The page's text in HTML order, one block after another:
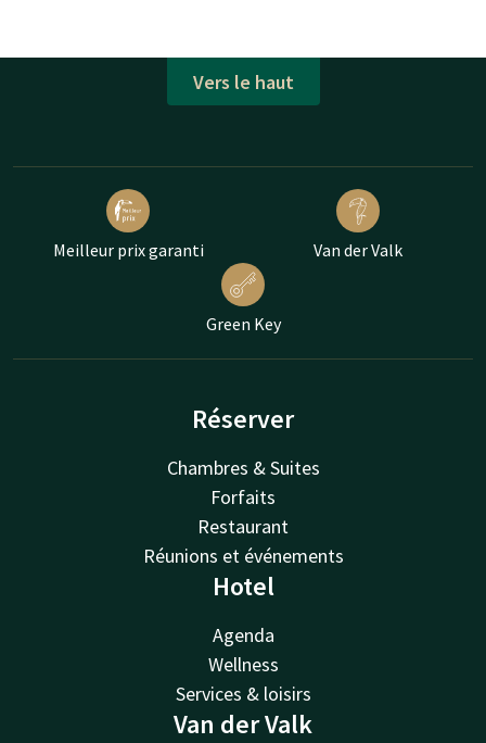
Vers le haut
Meilleur prix garanti Van der Valk
Green Key
Réserver
Chambres & Suites
Forfaits
Restaurant
Réunions et événements
Hotel
Agenda
Wellness
Services & loisirs
Van der Valk